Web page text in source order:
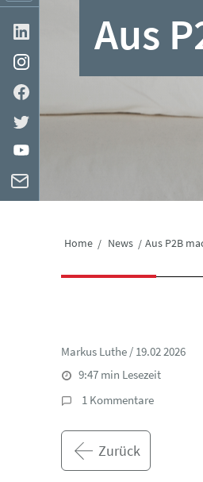
Aus
Home News Aus P2B
Markus Luthe / 19.02 2026
9:47 min Lesezeit
1 Kommentare
Zurück